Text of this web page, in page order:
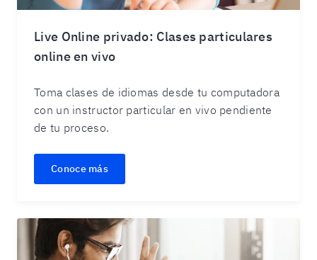
Live Online privado: Clases particulares
online en vivo
Toma clases de idiomas desde tu computadora
con un instructor particular en vivo pendiente
de tu proceso.
Conoce más